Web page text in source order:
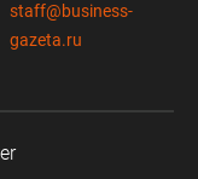
staff@business-
gazeta.ru